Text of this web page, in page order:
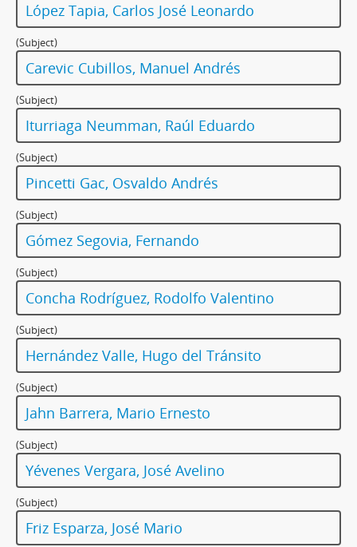
López Tapia, Carlos José Leonardo
(Subject)
Carevic Cubillos, Manuel Andrés
(Subject)
Iturriaga Neumman, Raúl Eduardo
(Subject)
Pincetti Gac, Osvaldo Andrés
(Subject)
Gómez Segovia, Fernando
(Subject)
Concha Rodríguez, Rodolfo Valentino
(Subject)
Hernández Valle, Hugo del Tránsito
(Subject)
Jahn Barrera, Mario Ernesto
(Subject)
Yévenes Vergara, José Avelino
(Subject)
Friz Esparza, José Mario